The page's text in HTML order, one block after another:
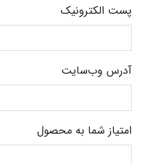
پست الکترونیک
آدرس وب‌سایت
امتیاز شما به محصول